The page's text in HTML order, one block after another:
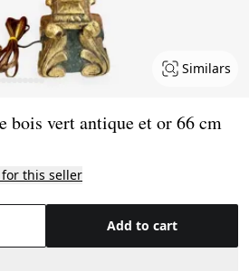
Similars
bois vert antique et or 66 cm
for this seller
Add to cart